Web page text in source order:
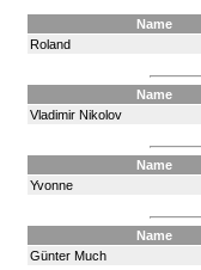
Name
Roland
Name
Vladimir Nikolov
Name
Yvonne
Name
Günter Much